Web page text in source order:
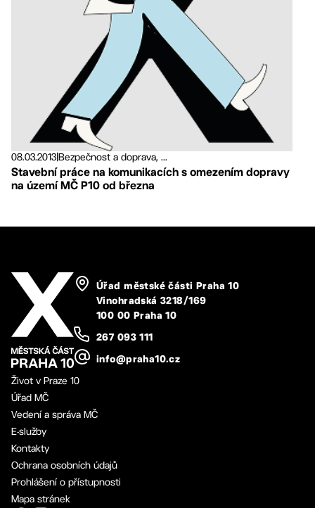
08.03.2013Bezpečnost a doprava, ...
Stavební práce na komunikacích s omezením dopravy
na území MČ P10 od března
Úřad městské části Praha 10
Vinohradská 3218/169
100 00 Praha 10
267 093 111
info@praha10.cz
Život v Praze 10
Úřad MČ
Vedení a správa MČ
E-služby
Kontakty
Ochrana osobních údajů
Prohlášení o přístupnosti
Mapa stránek